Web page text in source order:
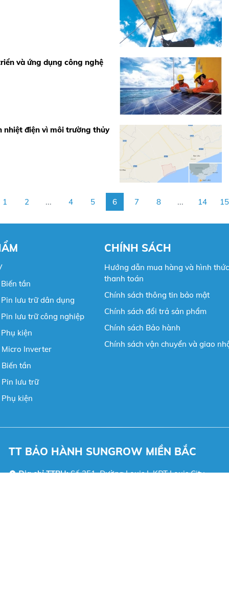
và ứng dụng công nghệ
nhiệt điện vì môi trường thủy
1 2 ... 4 5 6 7 8 ... 14 15
tần
lưu trữ dân dụng
lưu trữ công nghiệp
kiện
Inverter
tần
lưu trữ
kiện
CHÍNH SÁCH
Hướng dẫn mua hàng và hình thức
thanh toán
Chính sách thông tin bảo mật
Chính sách đổi trả sản phẩm
Chính sách Bảo hành
Chính sách vận chuyển và giao
TT BẢO HÀNH SUNGROW MIỀN BẮC
Địa chỉ TTBH:Số 251, Đường Louis I, KĐT Louis City